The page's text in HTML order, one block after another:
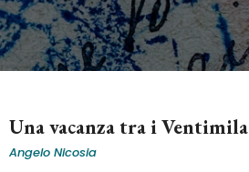
Una vacanza tra i Ventimila
Angelo Nicosia